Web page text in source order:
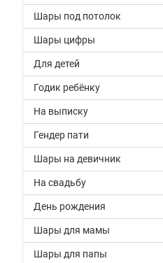
Шары под потолок
Шары цифры
Для детей
Годик ребёнку
На выписку
Гендер пати
Шары на девичник
На свадьбу
День рождения
Шары для мамы
Шары для папы